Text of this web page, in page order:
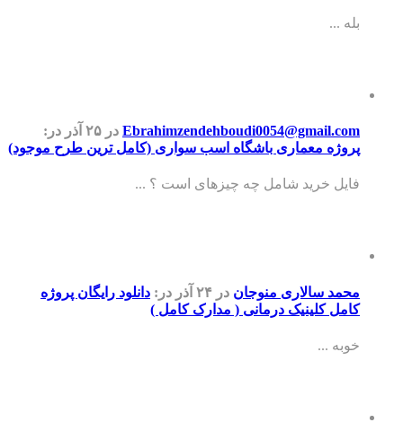
بله ...
Ebrahimzendehboudi0054@gmail.com در ۲۵ آذر
در:
پروژه معماری باشگاه اسب سواری (کامل ترین طرح موجود)
فایل خرید شامل چه چیزهای است ؟ ...
محمد سالاری منوجان در ۲۴ آذر در: دانلود رایگان پروژه
کامل کلینیک درمانی ( مدارک کامل )
خوبه ...